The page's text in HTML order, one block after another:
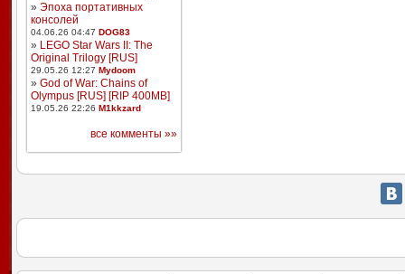
» Эпоха портативных
консолей
04.06.26 04:47 DOG83
» LEGO Star Wars II: The
Original Trilogy [RUS]
29.05.26 12:27 Mydoom
» God of War: Chains of
Olympus [RUS] [RIP 400MB]
19.05.26 22:26 M1kkzard
все комменты »»